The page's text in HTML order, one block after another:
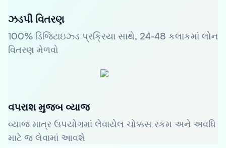
ઝડપી વિતરણ
100% ડિજિટાઇઝ્ડ પ્રક્રિયા સાથે, 24-48 કલાકમાં લોન
વિતરણ મેળવો
વપરાશ મુજબ વ્યાજ
વ્યાજ માત્ર ઉપયોગમાં લેવાયેલ ચોક્કસ રકમ અને અવધિ
માટે જ લેવામાં આવશે